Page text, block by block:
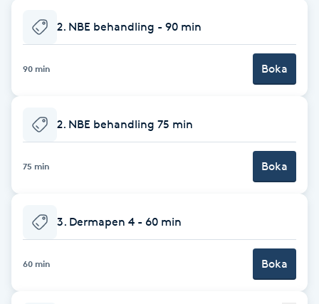
Babylights
Balayage
Barber
BIAB
Blowout
2. NBE behandling - 90 min
90 min Boka
2. NBE behandling 75 min
75 min Boka
3. Dermapen 4 - 60 min
60 min Boka